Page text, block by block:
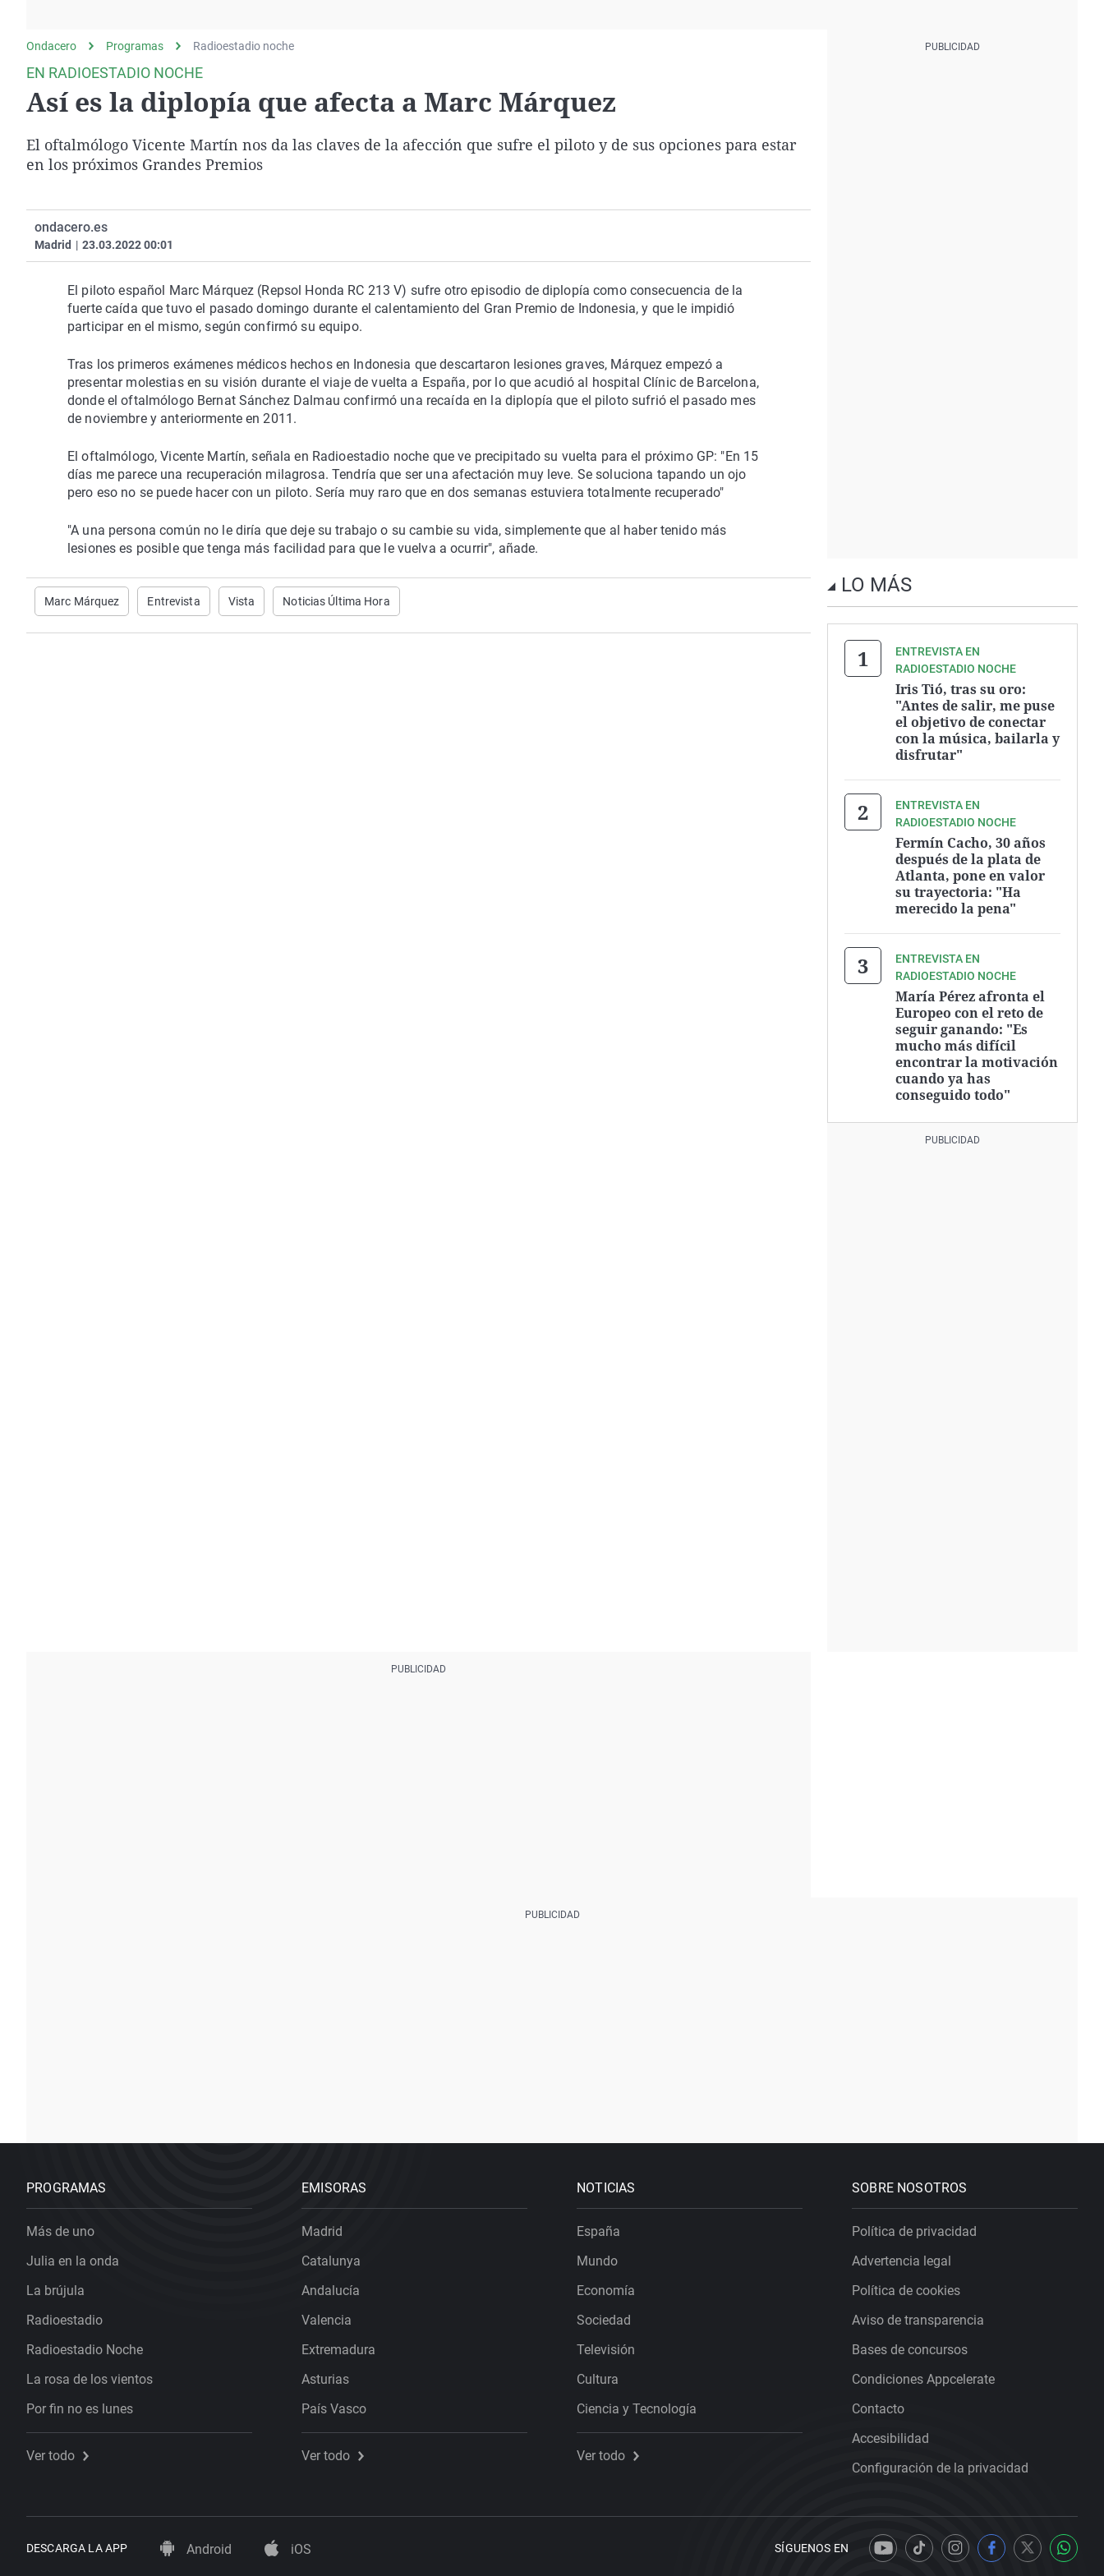
gato
Operación Viuda
Negra
Ondacero Programas Radioestadio noche
EN RADIOESTADIO NOCHE
Así es la diplopía que afecta a Marc Márquez
El oftalmólogo Vicente Martín nos da las claves de la afección que sufre el piloto y de sus opciones para estar
en los próximos Grandes Premios
ondacero.es
Madrid | 23.03.2022 00:01
El piloto español Marc Márquez (Repsol Honda RC 213 V) sufre otro episodio de diplopía como consecuencia de la
fuerte caída que tuvo el pasado domingo durante el calentamiento del Gran Premio de Indonesia, y que le impidió
participar en el mismo, según confirmó su equipo.
Tras los primeros exámenes médicos hechos en Indonesia que descartaron lesiones graves, Márquez empezó a
presentar molestias en su visión durante el viaje de vuelta a España, por lo que acudió al hospital Clínic de Barcelona,
donde el oftalmólogo Bernat Sánchez Dalmau confirmó una recaída en la diplopía que el piloto sufrió el pasado mes
de noviembre y anteriormente en 2011.
El oftalmólogo, Vicente Martín, señala en Radioestadio noche que ve precipitado su vuelta para el próximo GP: "En 15
días me parece una recuperación milagrosa. Tendría que ser una afectación muy leve. Se soluciona tapando un ojo
pero eso no se puede hacer con un piloto. Sería muy raro que en dos semanas estuviera totalmente recuperado"
"A una persona común no le diría que deje su trabajo o su cambie su vida, simplemente que al haber tenido más
lesiones es posible que tenga más facilidad para que le vuelva a ocurrir", añade.
Marc Márquez Entrevista Vista Noticias Última Hora
LO MÁS
ENTREVISTA EN
RADIOESTADIO NOCHE
Iris Tió, tras su oro:
"Antes de salir, me puse
el objetivo de conectar
con la música, bailarla y
disfrutar"
ENTREVISTA EN
RADIOESTADIO NOCHE
Fermín Cacho, 30 años
después de la plata de
Atlanta, pone en valor
su trayectoria: "Ha
merecido la pena"
ENTREVISTA EN
RADIOESTADIO NOCHE
María Pérez afronta el
Europeo con el reto de
seguir ganando: "Es
mucho más difícil
encontrar la motivación
cuando ya has
conseguido todo"
PROGRAMAS
Más de uno
Julia en la onda
La brújula
Radioestadio
Radioestadio Noche
La rosa de los vientos
Por fin no es lunes
Ver todo
EMISORAS
Madrid
Catalunya
Andalucía
Valencia
Extremadura
Asturias
País Vasco
Ver todo
NOTICIAS
España
Mundo
Economía
Sociedad
Televisión
Cultura
Ciencia y Tecnología
Ver todo
SOBRE NOSOTROS
Política de privacidad
Advertencia legal
Política de cookies
Aviso de transparencia
Bases de concursos
Condiciones Appcelerate
Contacto
Accesibilidad
Configuración de la privacidad
DESCARGA LA APP Android iOS SÍGUENOS EN